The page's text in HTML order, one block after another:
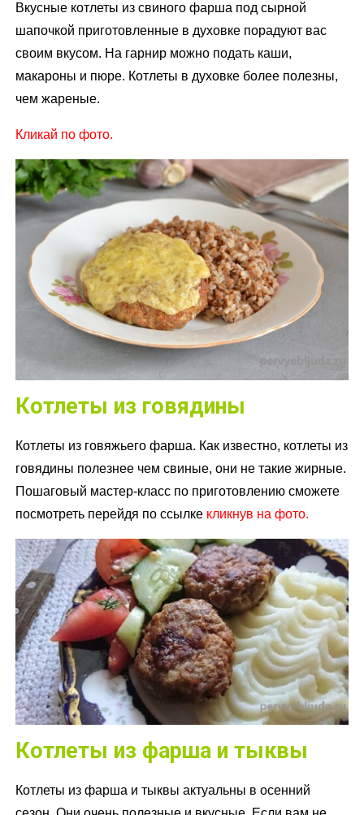
Вкусные котлеты из свиного фарша под сырной
шапочкой приготовленные в духовке порадуют вас
своим вкусом. На гарнир можно подать каши,
макароны и пюре. Котлеты в духовке более полезны,
чем жареные.
Кликай по фото.
Котлеты из говядины
Котлеты из говяжьего фарша. Как известно, котлеты из
говядины полезнее чем свиные, они не такие жирные.
Пошаговый мастер-класс по приготовлению сможете
посмотреть перейдя по ссылке кликнув на фото.
Котлеты из фарша и тыквы
Котлеты из фарша и тыквы актуальны в осенний